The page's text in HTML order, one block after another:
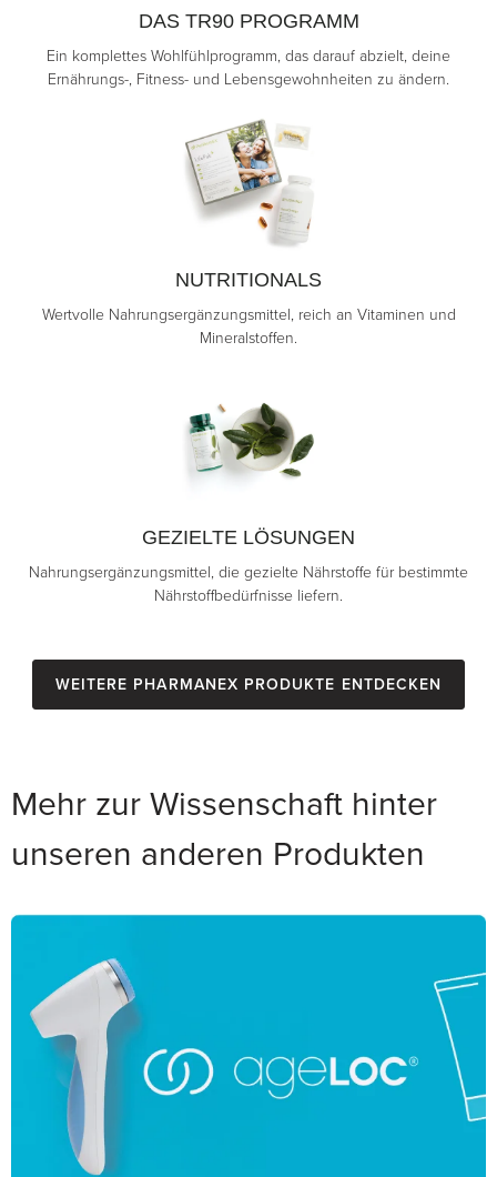
DAS TR90 PROGRAMM
Ein komplettes Wohlfühlprogramm, das darauf abzielt, deine
Ernährungs-, Fitness- und Lebensgewohnheiten zu ändern.
NUTRITIONALS
Wertvolle Nahrungsergänzungsmittel, reich an Vitaminen und
Mineralstoffen.
GEZIELTE LÖSUNGEN
Nahrungsergänzungsmittel, die gezielte Nährstoffe für bestimmte
Nährstoffbedürfnisse liefern.
Weitere Pharmanex Produkte entdecken
Mehr zur Wissenschaft hinter
unseren anderen Produkten